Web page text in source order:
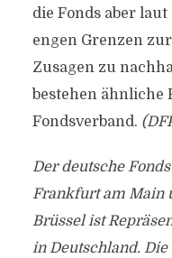
die Fonds aber
engen Grenzen
Zusagen zu
bestehen ähnliche
Fondsverband.
Der deutsche
Frankfurt am Main
Brüssel ist
in Deutschland. Die